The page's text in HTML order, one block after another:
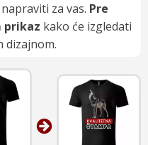
za vas. Pre
prikaz kako će izgledati
dizajnom.